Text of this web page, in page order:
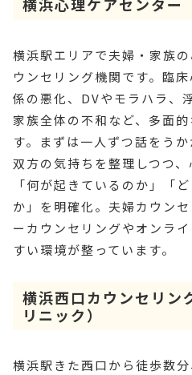
横浜心理ケアセンター
横浜駅エリアで夫婦・家族
ウンセリング機関です。臨
係の悪化、DVやモラハラ、
家族全体の不和など、多面
す。まずは一人ずつ話をう
双方の気持ちを整理しつつ
「何が起きているのか」「
か」を明確化。夫婦カウン
ーカウンセリングやオンラ
すい環境が整っています。
横浜西口カウンセリン
リニック）
横浜駅きた西口から徒歩数